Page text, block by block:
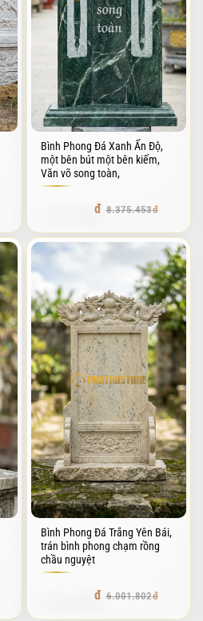
Bình Phong Đá Xanh Ấn Độ,
một bên bút một bên kiếm,
Văn võ song toàn,
8.375.453
Bình Phong Đá Trắng Yên Bái,
trán bình phong chạm rồng
chầu nguyệt
6.001.802